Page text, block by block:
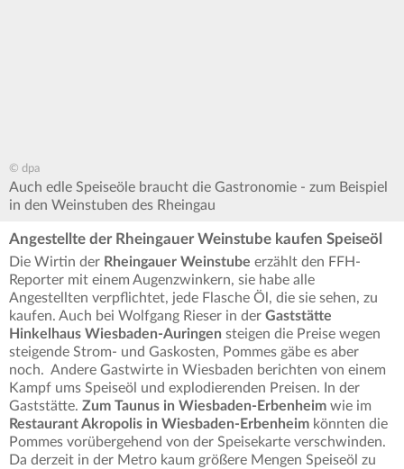
© dpa
Auch edle Speiseöle braucht die Gastronomie - zum Beispiel
in den Weinstuben des Rheingau
Angestellte der Rheingauer Weinstube kaufen Speiseöl
Die Wirtin der Rheingauer Weinstube erzählt den FFH-
Reporter mit einem Augenzwinkern, sie habe alle
Angestellten verpflichtet, jede Flasche Öl, die sie sehen, zu
kaufen. Auch bei Wolfgang Rieser in der Gaststätte
Hinkelhaus Wiesbaden-Auringen steigen die Preise wegen
steigende Strom- und Gaskosten, Pommes gäbe es aber
noch. Andere Gastwirte in Wiesbaden berichten von einem
Kampf ums Speiseöl und explodierenden Preisen. In der
Gaststätte. Zum Taunus in Wiesbaden-Erbenheim wie im
Restaurant Akropolis in Wiesbaden-Erbenheim könnten die
Pommes vorübergehend von der Speisekarte verschwinden.
Da derzeit in der Metro kaum größere Mengen Speiseöl zu